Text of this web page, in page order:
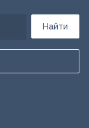
Найти